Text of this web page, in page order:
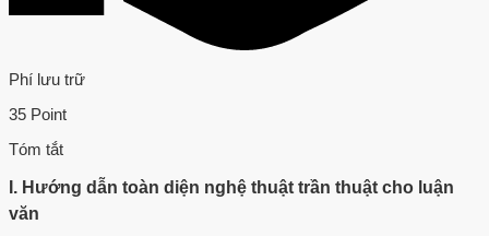
Phí lưu trữ
35 Point
Tóm tắt
I. Hướng dẫn toàn diện nghệ thuật trần thuật cho luận
văn